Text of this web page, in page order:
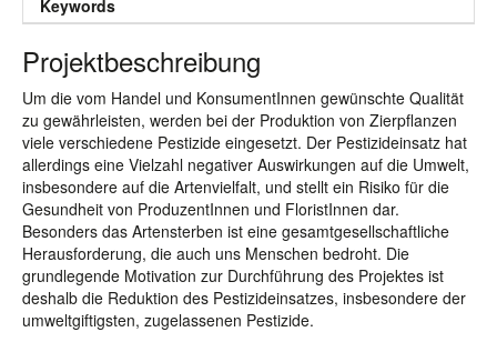
Keywords
Projektbeschreibung
Um die vom Handel und KonsumentInnen gewünschte Qualität
zu gewährleisten, werden bei der Produktion von Zierpflanzen
viele verschiedene Pestizide eingesetzt. Der Pestizideinsatz hat
allerdings eine Vielzahl negativer Auswirkungen auf die Umwelt,
insbesondere auf die Artenvielfalt, und stellt ein Risiko für die
Gesundheit von ProduzentInnen und FloristInnen dar.
Besonders das Artensterben ist eine gesamtgesellschaftliche
Herausforderung, die auch uns Menschen bedroht. Die
grundlegende Motivation zur Durchführung des Projektes ist
deshalb die Reduktion des Pestizideinsatzes, insbesondere der
umweltgiftigsten, zugelassenen Pestizide.